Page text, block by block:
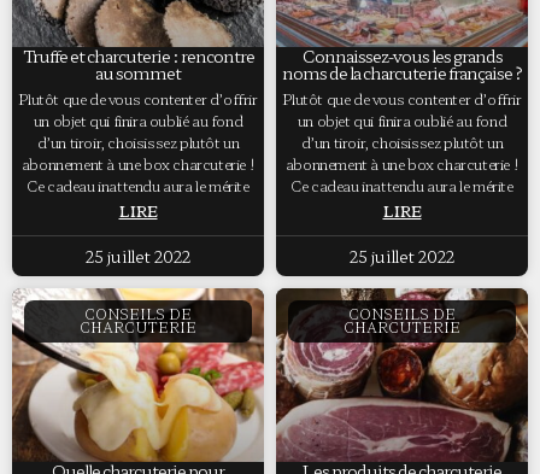
Truffe et charcuterie : rencontre
au sommet
Plutôt que de vous contenter d’offrir
un objet qui finira oublié au fond
d’un tiroir, choisissez plutôt un
abonnement à une box charcuterie !
Ce cadeau inattendu aura le mérite
LIRE
25 juillet 2022
Connaissez-vous les grands
noms de la charcuterie française ?
Plutôt que de vous contenter d’offrir
un objet qui finira oublié au fond
d’un tiroir, choisissez plutôt un
abonnement à une box charcuterie !
Ce cadeau inattendu aura le mérite
LIRE
25 juillet 2022
CONSEILS DE
CHARCUTERIE
CONSEILS DE
CHARCUTERIE